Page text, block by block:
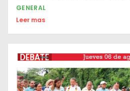
GENERAL
Leer mas